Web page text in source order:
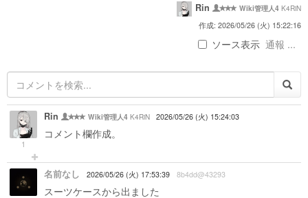
Rin Wiki管理人4 K4RiN
作成: 2026/05/26 (火) 15:22:16
ソース表示 通報 ...
1
Rin Wiki管理人4 K4RiN 2026/05/26 (火) 15:24:03
コメント欄作成。
名前なし 2026/05/26 (火) 17:53:39 8b4dd@43293
スーツケースから出ました